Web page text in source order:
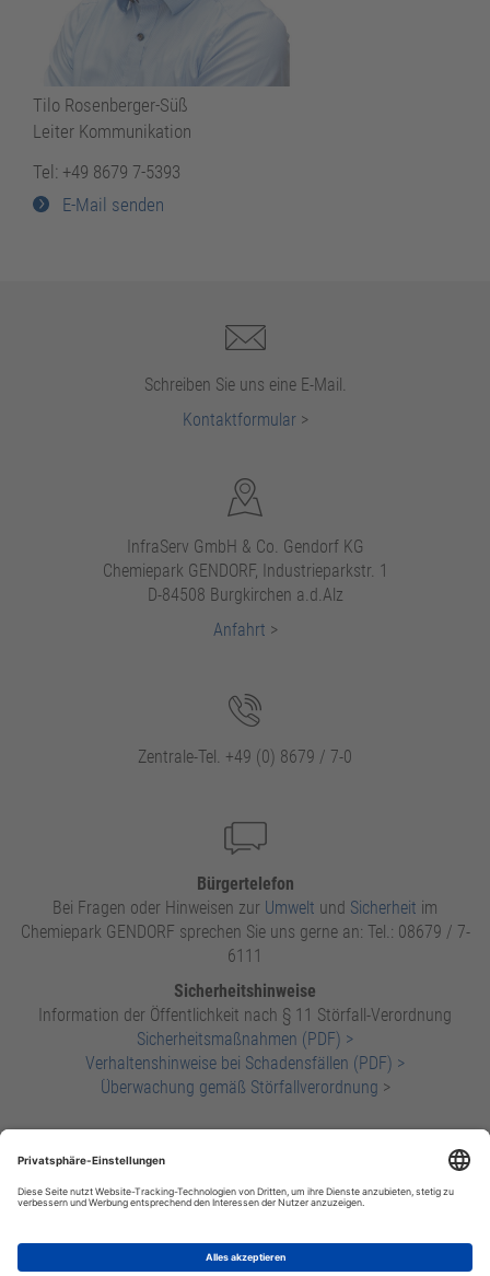
Tilo Rosenberger-Süß
Leiter Kommunikation
Tel: +49 8679 7-5393
E-Mail senden
Schreiben Sie uns eine E-Mail.
Kontaktformular>
InfraServ GmbH & Co. Gendorf KG
Chemiepark GENDORF, Industrieparkstr. 1
D-84508 Burgkirchen a.d.Alz
Anfahrt >
Zentrale-Tel. +49 (0) 8679 / 7-0
Bürgertelefon
Bei Fragen oder Hinweisen zur Umwelt und Sicherheit im
Chemiepark GENDORF sprechen Sie uns gerne an: Tel.: 08679 / 7-
6111
Sicherheitshinweise
Information der Öffentlichkeit nach § 11 Störfall-Verordnung
Sicherheitsmaßnahmen (PDF) >
Verhaltenshinweise bei Schadensfällen (PDF) >
Überwachung gemäß Störfallverordnung >